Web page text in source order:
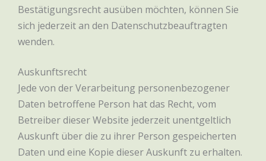
Bestätigungsrecht ausüben möchten, können Sie
sich jederzeit an den Datenschutzbeauftragten
wenden.
Auskunftsrecht
Jede von der Verarbeitung personenbezogener
Daten betroffene Person hat das Recht, vom
Betreiber dieser Website jederzeit unentgeltlich
Auskunft über die zu ihrer Person gespeicherten
Daten und eine Kopie dieser Auskunft zu erhalten.